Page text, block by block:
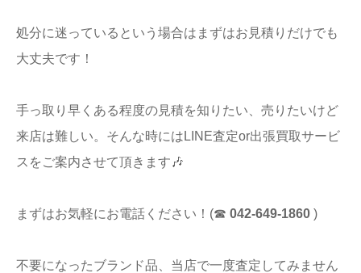
処分に迷っているという場合はまずはお見積りだけでも
大丈夫です！
手っ取り早くある程度の見積を知りたい、売りたいけど
来店は難しい。そんな時にはLINE査定or出張買取サービ
スをご案内させて頂きます🎶
まずはお気軽にお電話ください！(☎ 042-649-1860 )
不要になったブランド品、当店で一度査定してみません